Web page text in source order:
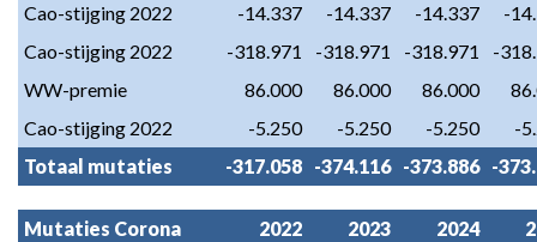
Cao-stijging 2022 -14.337 -14.337 -14.337
-
Cao-stijging 2022
-318.971 -318.971 -318.971
-
WW-premie
86.000 86.000 86.000
Cao-stijging 2022
-5.250 -5.250 -5.250
-
Totaal mutaties
-317.058 -374.116 -373.886 -
Mutaties Corona 2022 2023 2024